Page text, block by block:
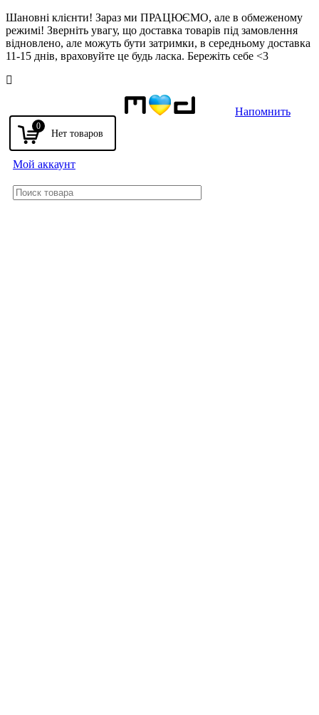
Шановні клієнти! Зараз ми ПРАЦЮЄМО, але в обмеженому
режимі! Зверніть увагу, що доставка товарів під замовлення
відновлено, але можуть бути затримки, в середньому доставка
11-15 днів, враховуйте це будь ласка. Бережіть себе <3
0
Мой аккаунт
Напомнить